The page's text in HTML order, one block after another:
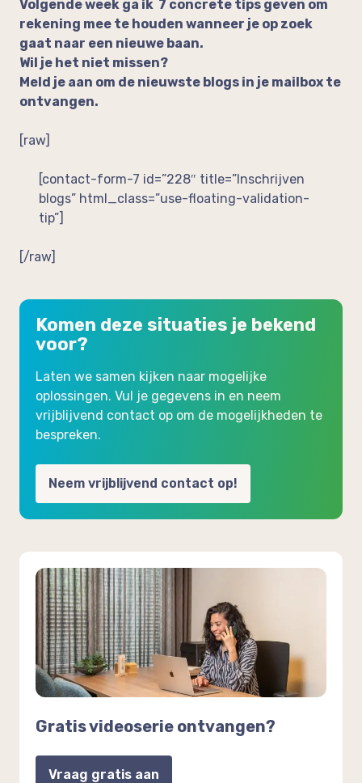
Volgende week ga ik 7 concrete tips geven om
rekening mee te houden wanneer je op zoek
gaat naar een nieuwe baan.
Wil je het niet missen?
Meld je aan om de nieuwste blogs in je mailbox te
ontvangen.
[raw]
[contact-form-7 id=”228″ title=”Inschrijven
blogs” html_class=”use-floating-validation-
tip”]
[/raw]
Komen deze situaties je bekend
voor?
Laten we samen kijken naar mogelijke
oplossingen. Vul je gegevens in en neem
vrijblijvend contact op om de mogelijkheden te
bespreken.
Neem vrijblijvend contact op!
Gratis videoserie ontvangen?
Vraag gratis aan